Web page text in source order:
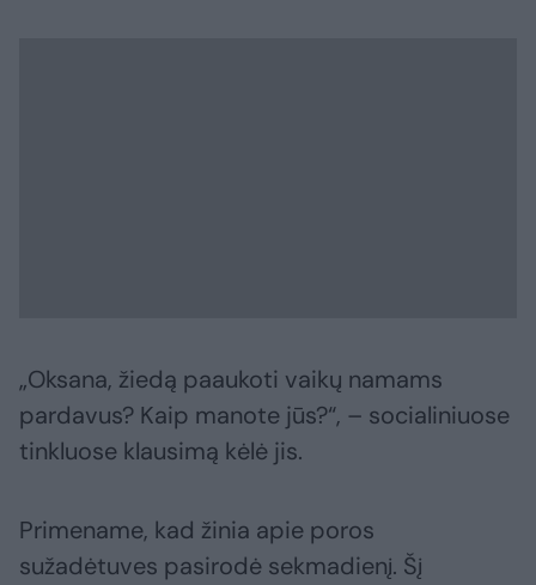
„Oksana, žiedą paaukoti vaikų namams
pardavus? Kaip manote jūs?“, – socialiniuose
tinkluose klausimą kėlė jis.
Primename, kad žinia apie poros
sužadėtuves pasirodė sekmadienį. Šį